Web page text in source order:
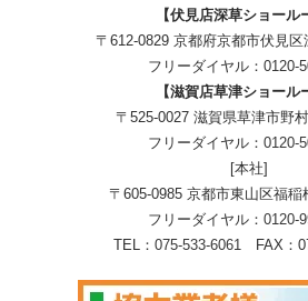
【伏見店深草ショール
〒612-0829 京都府京都市伏見区
フリーダイヤル： 0120-
【滋賀店草津ショール
〒525-0027 滋賀県草津市野
フリーダイヤル： 0120-
[本社]
〒605-0985 京都市東山区福稲
フリーダイヤル： 0120-
TEL： 075-533-6061 FAX：